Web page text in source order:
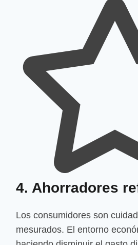
4. Ahorradores
Los consumidores son
mesurados. El entorno